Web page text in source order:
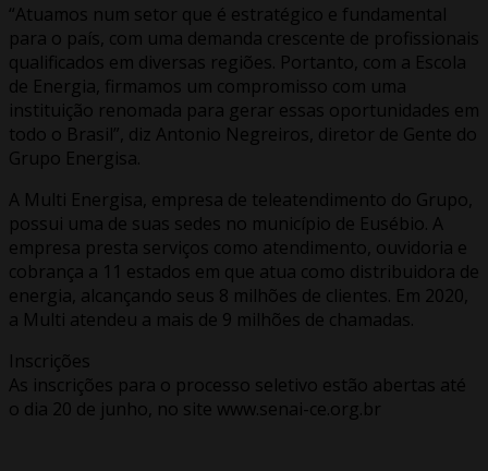
“Atuamos num setor que é estratégico e fundamental
para o país, com uma demanda crescente de profissionais
qualificados em diversas regiões. Portanto, com a Escola
de Energia, firmamos um compromisso com uma
instituição renomada para gerar essas oportunidades em
todo o Brasil”, diz Antonio Negreiros, diretor de Gente do
Grupo Energisa.
A Multi Energisa, empresa de teleatendimento do Grupo,
possui uma de suas sedes no município de Eusébio. A
empresa presta serviços como atendimento, ouvidoria e
cobrança a 11 estados em que atua como distribuidora de
energia, alcançando seus 8 milhões de clientes. Em 2020,
a Multi atendeu a mais de 9 milhões de chamadas.
Inscrições
As inscrições para o processo seletivo estão abertas até
o dia 20 de junho, no site www.senai-ce.org.br